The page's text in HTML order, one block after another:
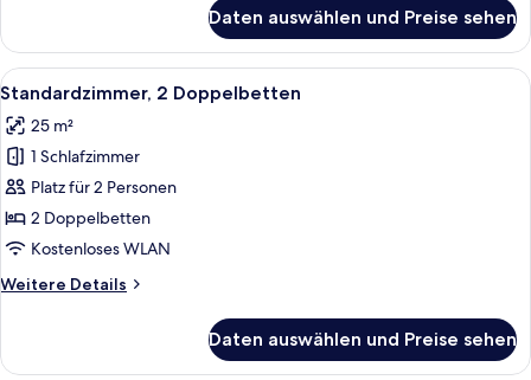
Suite
Sea
View
Daten auswählen und Preise sehen
Alle
Fotos
für
Standardzimmer,
2 Doppelbetten
anzeigen
Ein Hotelzimmer mit Bett,
5
Standardzimmer, 2 Doppelbetten
25 m²
1 Schlafzimmer
Platz für 2 Personen
2 Doppelbetten
Kostenloses WLAN
Weitere Details
Weitere
2 Doppelbetten
Daten auswählen und Preise sehen